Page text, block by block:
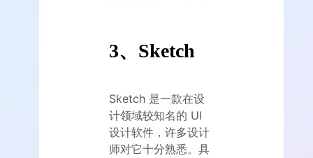
3、Sketch
Sketch 是一款在设
计领域较知名的 UI
设计软件，许多设计
师对它十分熟悉。具